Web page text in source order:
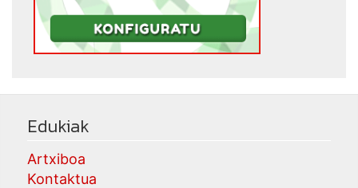
Edukiak
Artxiboa
Kontaktua